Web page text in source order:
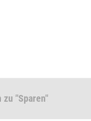
zu "Sparen"